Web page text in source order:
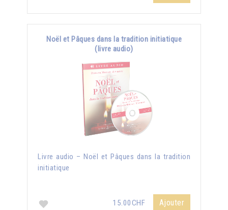
Noël et Pâques dans la tradition initiatique
(livre audio)
Livre audio – Noël et Pâques dans la tradition
initiatique
15.00CHF Ajouter